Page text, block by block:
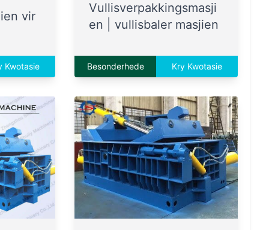
vir
Kwotasie
Vullisverpakkingsmasji
en | vullisbaler masjien
Besonderhede Kry Kwotasie